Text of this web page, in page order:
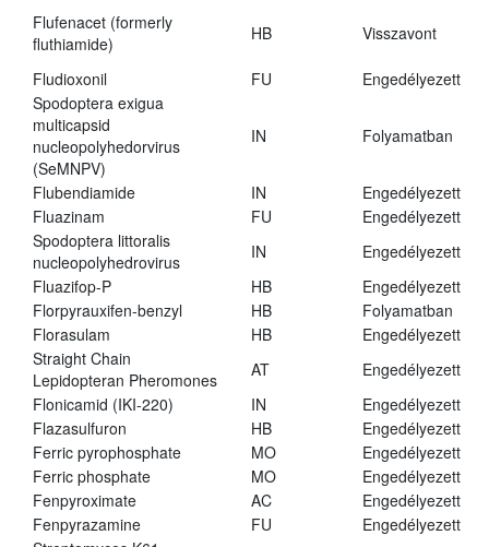
Flufenacet (formerly
fluthiamide)
HB Visszavont
Fludioxonil FU
Engedélyezett
Spodoptera exigua
multicapsid
nucleopolyhedorvirus
(SeMNPV)
IN Folyamatban
Flubendiamide IN
Engedélyezett
Fluazinam
FU
Engedélyezett
Spodoptera littoralis
nucleopolyhedrovirus
IN
Engedélyezett
Fluazifop-P
HB
Engedélyezett
Florpyrauxifen-benzyl
HB
Folyamatban
Florasulam
HB
Engedélyezett
Straight Chain
Lepidopteran Pheromones
AT
Engedélyezett
Flonicamid (IKI-220)
IN
Engedélyezett
Flazasulfuron
HB
Engedélyezett
Ferric pyrophosphate
MO
Engedélyezett
Ferric phosphate
MO
Engedélyezett
Fenpyroximate
AC
Engedélyezett
Fenpyrazamine
FU
Engedélyezett